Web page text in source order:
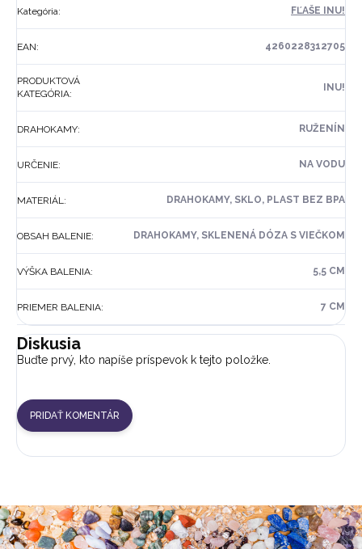
Kategória: FĽAŠE INU!
EAN: 4260228312705
PRODUKTOVÁ
KATEGÓRIA:
INU!
DRAHOKAMY: RUŽENÍN
URČENIE: NA VODU
MATERIÁL : DRAHOKAMY, SKLO, PLAST BEZ BPA
OBSAH BALENIE: DRAHOKAMY, SKLENENÁ DÓZA S VIEČKOM
VÝŠKA BALENIA: 5,5 CM
PRIEMER BALENIA: 7 CM
Diskusia
Buďte prvý, kto napíše príspevok k tejto položke.
PRIDAŤ KOMENTÁR